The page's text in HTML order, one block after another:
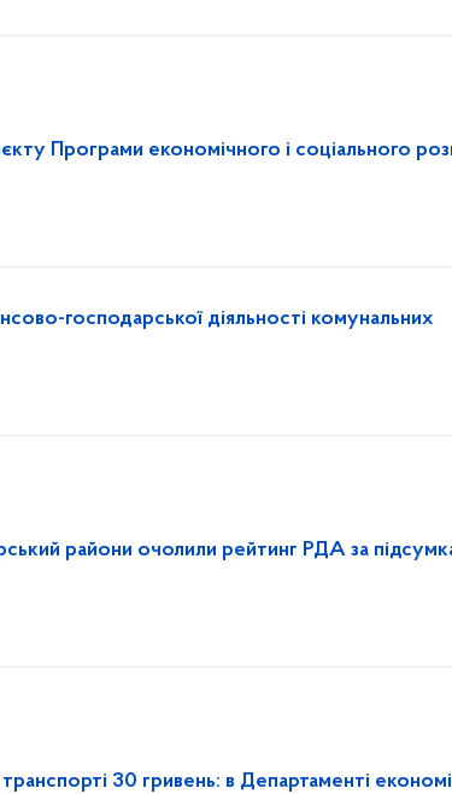
Програми економічного і соціального
господарської діяльності комунальних
райони очолили рейтинг РДА за
30 гривень: в Департаменті